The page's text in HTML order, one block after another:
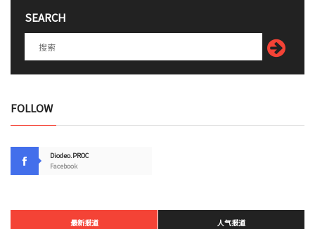
SEARCH
FOLLOW
Diodeo.PROC
Facebook
最新报道 人气报道